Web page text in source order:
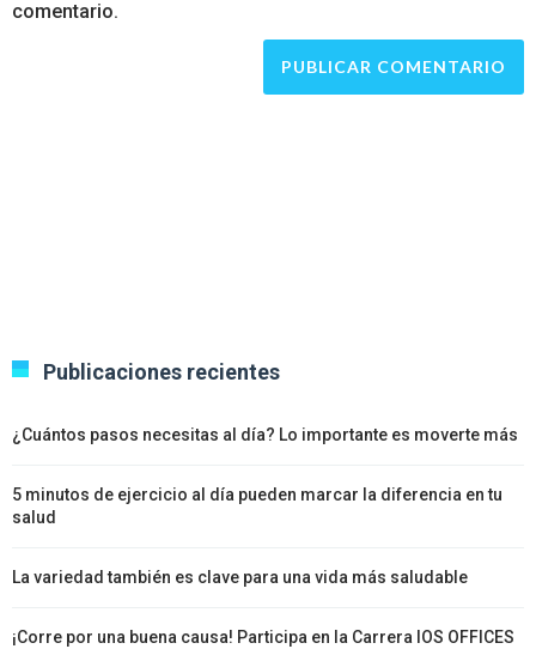
comentario.
Publicaciones recientes
¿Cuántos pasos necesitas al día? Lo importante es moverte más
5 minutos de ejercicio al día pueden marcar la diferencia en tu
salud
La variedad también es clave para una vida más saludable
¡Corre por una buena causa! Participa en la Carrera IOS OFFICES